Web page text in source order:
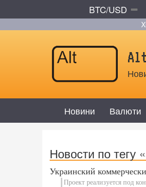
BTC/USD
Новини Валюти
Новости по тегу
Украинский
Проект реализуется под